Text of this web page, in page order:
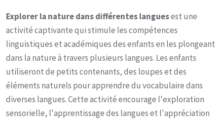
Explorer la nature dans différentes languesest une
activité captivante qui stimule les compétences
linguistiques et académiques des enfants en les plongeant
dans la nature à travers plusieurs langues. Les enfants
utiliseront de petits contenants, des loupes et des
éléments naturels pour apprendre du vocabulaire dans
diverses langues. Cette activité encourage l'exploration
sensorielle, l'apprentissage des langues et l'appréciation